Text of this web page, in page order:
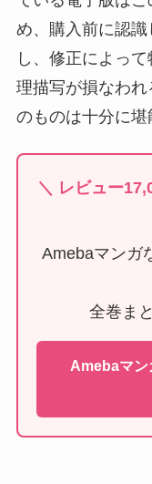
め、購入前に認
し、修正によっ
理描写が損なわ
のものは十分に堪
＼ レビュー
Amebaマンガ
全巻ま
Amebaマン